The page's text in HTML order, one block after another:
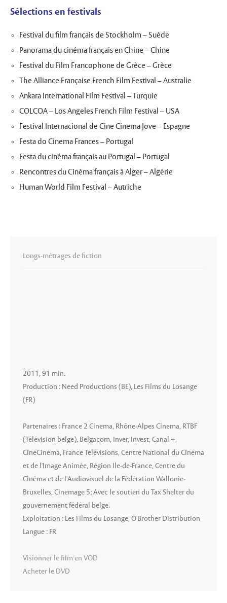
Sélections en festivals
Festival du film français de Stockholm – Suède
Panorama du cinéma français en Chine – Chine
Festival du Film Francophone de Grèce – Grèce
The Alliance Française French Film Festival – Australie
Ankara International Film Festival – Turquie
COLCOA – Los Angeles French Film Festival – USA
Festival Internacional de Cine Cinema Jove – Espagne
Festa do Cinema Frances – Portugal
Festa du cinéma français au Portugal – Portugal
Rencontres du Cinéma français à Alger – Algérie
Human World Film Festival – Autriche
Longs-métrages de fiction
2011, 91 min.
Production : Need Productions (BE), Les Films du Losange
(FR)
Partenaires : France 2 Cinema, Rhône-Alpes Cinema, RTBF
(Télévision belge), Belgacom, Inver, Invest, Canal +,
CinéCinéma, France Télévisions, Centre National du Cinéma
et de l'Image Animée, Région Ile-de-France, Centre du
Cinéma et de l'Audiovisuel de la Fédération Wallonie-
Bruxelles, Cinemage 5; Avec le soutien du Tax Shelter du
gouvernement fédéral belge.
Exploitation : Les Films du Losange, O'Brother Distribution
Langue : FR
Visionner le film en VOD
Acheter le DVD